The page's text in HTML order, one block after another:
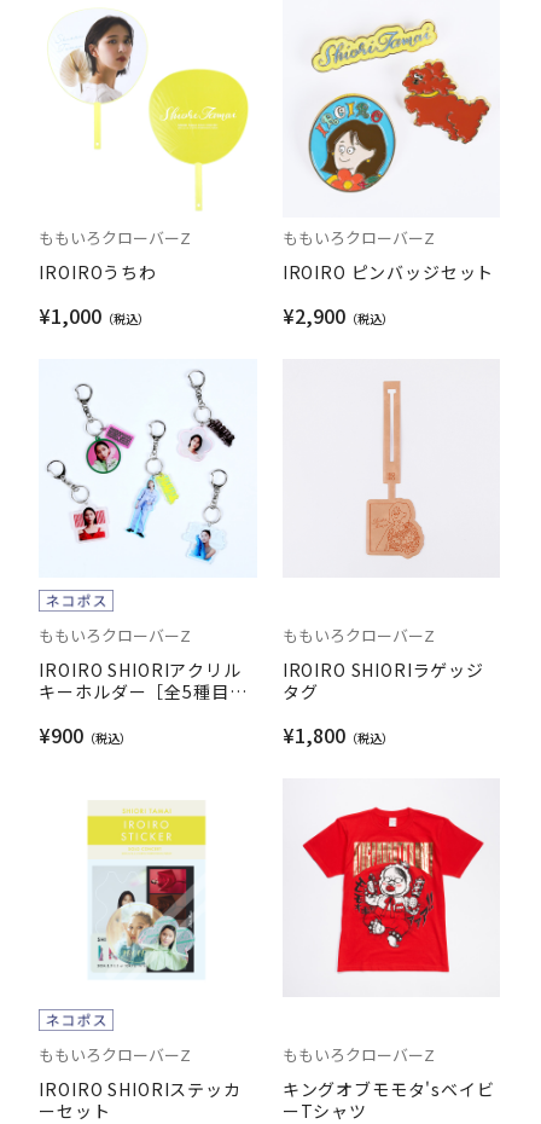
ももいろクローバーZ
IROIROうちわ
¥1,000
ももいろクローバーZ
IROIRO ピンバッジセット
¥2,900
ももいろクローバーZ
IROIRO SHIORIアクリル
キーホルダー［全5種目隠
¥900
ももいろクローバーZ
IROIRO SHIORIラゲッジ
タグ
¥1,800
ももいろクローバーZ
IROIRO SHIORIステッカ
ーセット
ももいろクローバーZ
キングオブモモタ'sベイビ
ーTシャツ